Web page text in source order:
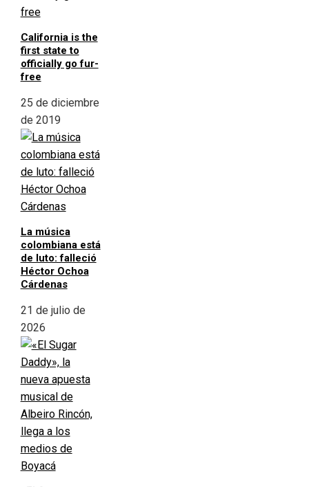
California is the
first state to
officially go fur-
free
25 de diciembre
de 2019
La música
colombiana está
de luto: falleció
Héctor Ochoa
Cárdenas
21 de julio de
2026